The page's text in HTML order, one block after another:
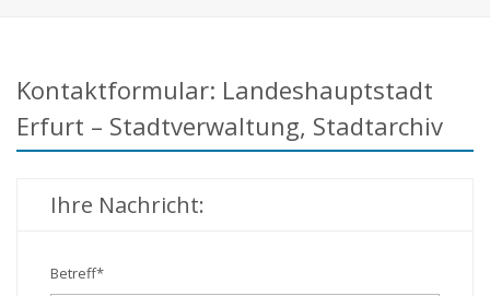
Kontaktformular: Landeshauptstadt
Erfurt – Stadtverwaltung, Stadtarchiv
Ihre Nachricht:
Betreff*